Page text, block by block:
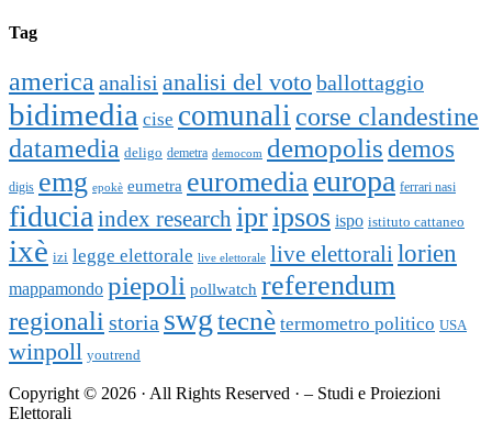
Tag
america analisi analisi del votoballottaggio
bidimedia cise comunali corse clandestine
datamedia deligo demetra democom demopolisdemos
digis emg epokè eumetra euromediaeuropa ferrari nasi
fiduciaindex researchipripsos ispo istituto cattaneo
ixè izi legge elettorale live elettorale live elettorali lorien
mappamondo piepoli pollwatch referendum
regionalistoria swgtecnè termometro politico USA
winpoll youtrend
Copyright © 2026 · All Rights Reserved · – Studi e Proiezioni
Elettorali